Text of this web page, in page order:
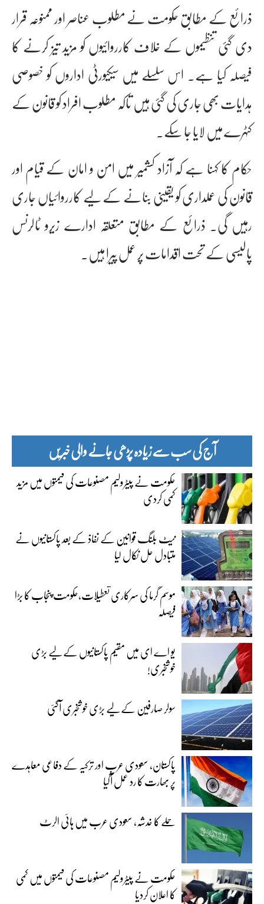
ذرائع کے مطابق حکومت نے مطلوب عناصر اور ممنوعہ قرار
دی گئی تنظیموں کے خلاف کارروائیوں کو مزید تیز کرنے کا
فیصلہ کیا ہے۔ اس سلسلے میں سیکیورٹی اداروں کو خصوصی
ہدایات بھی جاری کی گئی ہیں تاکہ مطلوب افراد کو قانون کے
کٹہرے میں لایا جا سکے۔
حکام کا کہنا ہے کہ آزاد کشمیر میں امن و امان کے قیام اور
قانون کی عملداری کو یقینی بنانے کے لیے کارروائیاں جاری
رہیں گی۔ ذرائع کے مطابق متعلقہ ادارے زیرو ٹالرنس
پالیسی کے تحت اقدامات پر عمل پیرا ہیں۔
آج کی سب سے زیادہ پڑھی جانے والی خبریں
حکومت نے پیٹرولیم مصنوعات کی قیمتوں میں مزید
کمی کردی
نیٹ بلنگ قوانین کے نفاذ کے بعد پاکستانیوں نے
متبادل حل نکال لیا
موسم گرما کی سرکاری تعطیلات،حکومت پنجاب کا بڑا
فیصلہ
یو اے ای میں مقیم پاکستانیوں کے لیے بڑی
خوشخبری!
سولر صارفین کے لیے بڑی خوشخبری آگئی
پاکستان، سعودی عرب اور ترکیہ کے دفاعی معاہدے
پر بھارت کا رد عمل آگیا
حملے کا خدشہ، سعودی عرب میں ہائی الرٹ
حکومت نے پیٹرولیم مصنوعات کی قیمتوں میں کمی
کا اعلان کردیا